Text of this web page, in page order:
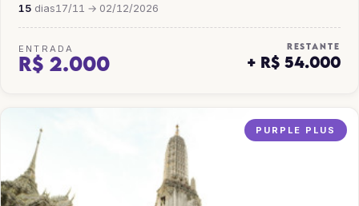
15 dias17/11 → 02/12/2026
ENTRADA
R$ 2.000
RESTANTE
+ R$ 54.000
PURPLE PLUS